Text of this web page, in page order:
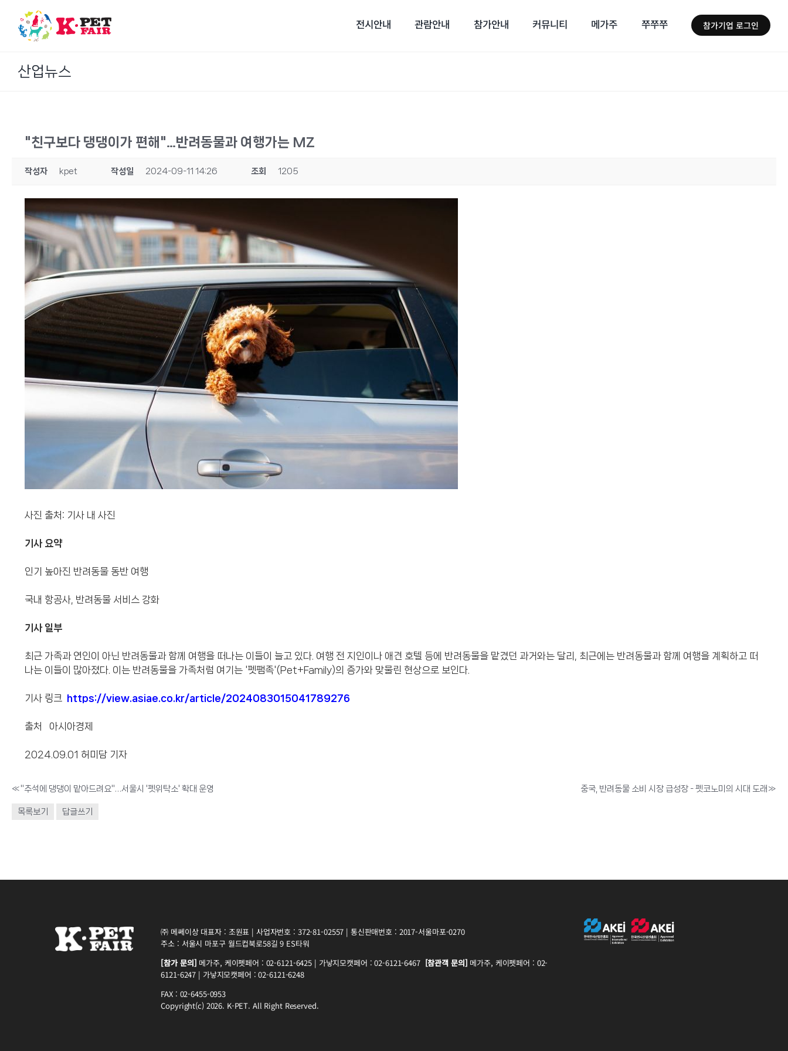
content
전시안내 관람안내 참가안내 커뮤니티 메가주 쭈쭈쭈 참가기업 로그인
산업뉴스
"친구보다 댕댕이가 편해"…반려동물과 여행가는 MZ
작성자 kpet 작성일 2024-09-11 14:26 조회 1205
사진 출처: 기사 내 사진
기사 요약
인기 높아진 반려동물 동반 여행
국내 항공사, 반려동물 서비스 강화
기사 일부
최근 가족과 연인이 아닌 반려동물과 함께 여행을 떠나는 이들이 늘고 있다. 여행 전 지인이나 애견 호텔 등에 반려동물을 맡겼던 과거와는 달리, 최근에는 반려동물과 함께 여행을 계획하고 떠
나는 이들이 많아졌다. 이는 반려동물을 가족처럼 여기는 '펫팸족'(Pet+Family)의 증가와 맞물린 현상으로 보인다.
기사 링크 https://view.asiae.co.kr/article/2024083015041789276
출처 아시아경제
2024.09.01 허미담 기자
«"추석에 댕댕이 맡아드려요"…서울시 '펫위탁소' 확대 운영 중국, 반려동물 소비 시장 급성장 - 펫코노미의 시대 도래 »
목록보기 답글쓰기
㈜ 메쎄이상 대표자 : 조원표 | 사업자번호 : 372-81-02557 | 통신판매번호 : 2017-서울마포-0270
주소 : 서울시 마포구 월드컵북로58길 9 ES타워
[참가 문의] 메가주, 케이펫페어 : 02-6121-6425 | 가낳지모캣페어 : 02-6121-6467 [참관객 문의] 메가주, 케이펫페어 : 02-
6121-6247 | 가낳지모캣페어 : 02-6121-6248
FAX : 02-6455-0953
Copyright(c) 2026. K-PET. All Right Reserved.